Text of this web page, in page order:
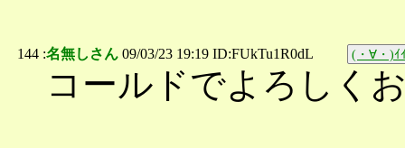
144 :名無しさん 09/03/23 19:19 ID:FUkTu1R0dL (・∀・)ｲ
コールドでよろしく